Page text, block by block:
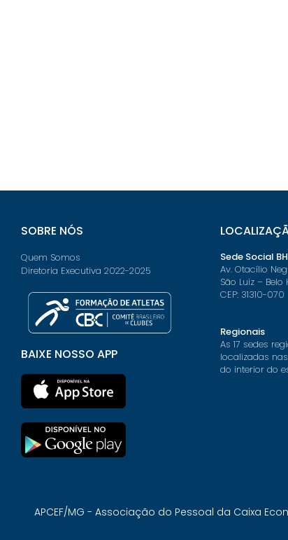
SOBRE NÓS
Quem Somos
Diretoria Executiva 2022-2025
BAIXE NOSSO APP
Sede Social BH
Av. Otacílio
São Luiz – Belo
CEP: 31310-070
Regionais
As 17 sedes
localizadas
do interior do
APCEF/MG - Associação do Pessoal da Caixa